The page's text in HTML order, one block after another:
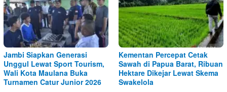
Jambi Siapkan Generasi
Unggul Lewat Sport Tourism,
Wali Kota Maulana Buka
Turnamen Catur Junior 2026
Kementan Percepat Cetak
Sawah di Papua Barat, Ribuan
Hektare Dikejar Lewat Skema
Swakelola